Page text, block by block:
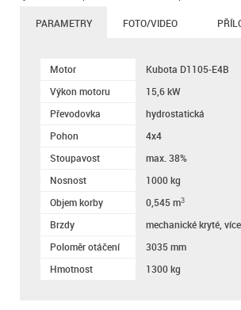
PARAMETRY FOTO/VIDEO
Motor
Kubota D1105-E4B
Výkon motoru
15,6 kW
Převodovka
hydrostatická
Pohon
4x4
Stoupavost
max. 38%
Nosnost
1000 kg
Objem korby
0,545 m3
Brzdy
mechanické kryté,
Poloměr otáčení
3035 mm
Hmotnost
1300 kg